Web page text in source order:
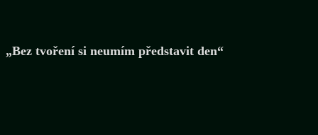
„Bez tvoření si neumím představit den“